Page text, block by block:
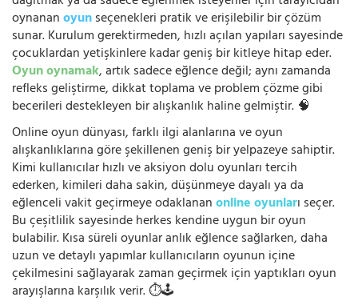
oynananoyunseçenekleri pratik ve erişilebilir bir çözüm
sunar. Kurulum gerektirmeden, hızlı açılan yapıları sayesinde
çocuklardan yetişkinlere kadar geniş bir kitleye hitap eder.
Oyun oynamak, artık sadece eğlence değil; aynı zamanda
refleks geliştirme, dikkat toplama ve problem çözme gibi
becerileri destekleyen bir alışkanlık haline gelmiştir. 🧠
Online oyun dünyası, farklı ilgi alanlarına ve oyun
alışkanlıklarına göre şekillenen geniş bir yelpazeye sahiptir.
Kimi kullanıcılar hızlı ve aksiyon dolu oyunları tercih
ederken, kimileri daha sakin, düşünmeye dayalı ya da
eğlenceli vakit geçirmeye odaklananonline oyunları seçer.
Bu çeşitlilik sayesinde herkes kendine uygun bir oyun
bulabilir. Kısa süreli oyunlar anlık eğlence sağlarken, daha
uzun ve detaylı yapımlar kullanıcıların oyunun içine
çekilmesini sağlayarak zaman geçirmek için yaptıkları oyun
arayışlarına karşılık verir. ⏱️🕹️